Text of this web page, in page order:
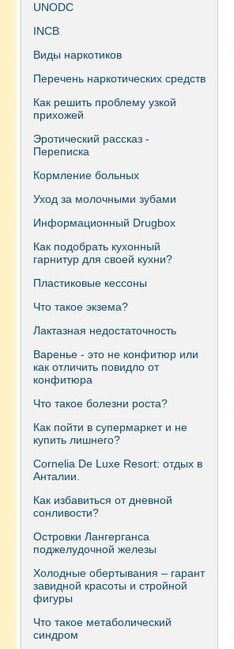
UNODC
INCB
Виды наркотиков
Перечень наркотических средств
Как решить проблему узкой
прихожей
Эротический рассказ -
Переписка
Кормление больных
Уход за молочными зубами
Информационный Drugbox
Как подобрать кухонный
гарнитур для своей кухни?
Пластиковые кессоны
Что такое экзема?
Лактазная недостаточность
Варенье - это не конфитюр или
как отличить повидло от
конфитюра
Что такое болезни роста?
Как пойти в супермаркет и не
купить лишнего?
Сornelia De Luxe Resort: отдых в
Анталии.
Как избавиться от дневной
сонливости?
Островки Лангерганса
поджелудочной железы
Холодные обертывания – гарант
завидной красоты и стройной
фигуры
Что такое метаболический
синдром